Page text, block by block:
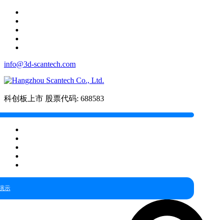
info@3d-scantech.com
科创板上市 股票代码: 688583
示